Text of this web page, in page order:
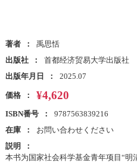
著者
禹思恬
出版社
首都经济贸易大学出版社
出版年月日
2025.07
価格 ¥4,620
ISBN番号
9787563839216
在庫
お問い合わせください
説明
本书为国家社会科学基金青年项目“明